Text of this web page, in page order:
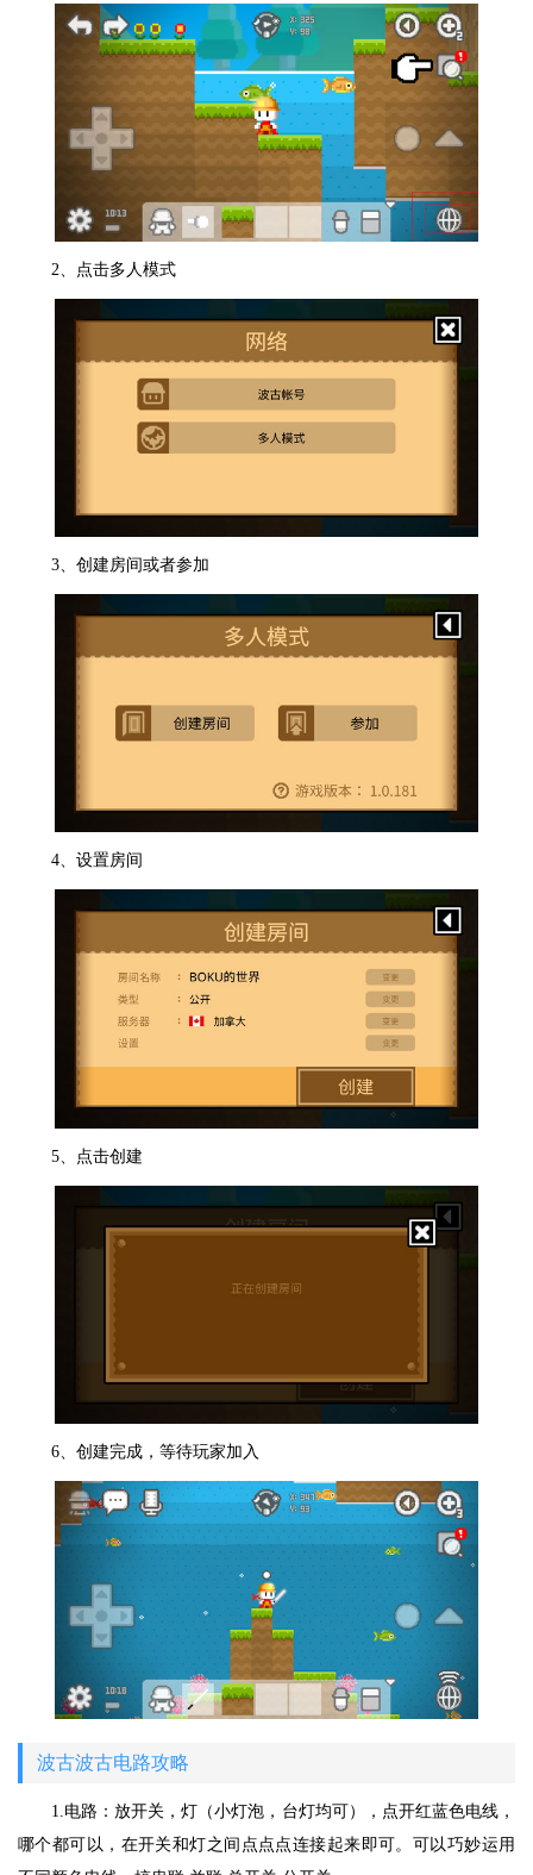
2、点击多人模式
3、创建房间或者参加
4、设置房间
5、点击创建
6、创建完成，等待玩家加入
波古波古电路攻略
1.电路：放开关，灯（小灯泡，台灯均可），点开红蓝色电线，
哪个都可以，在开关和灯之间点点点连接起来即可。可以巧妙运用